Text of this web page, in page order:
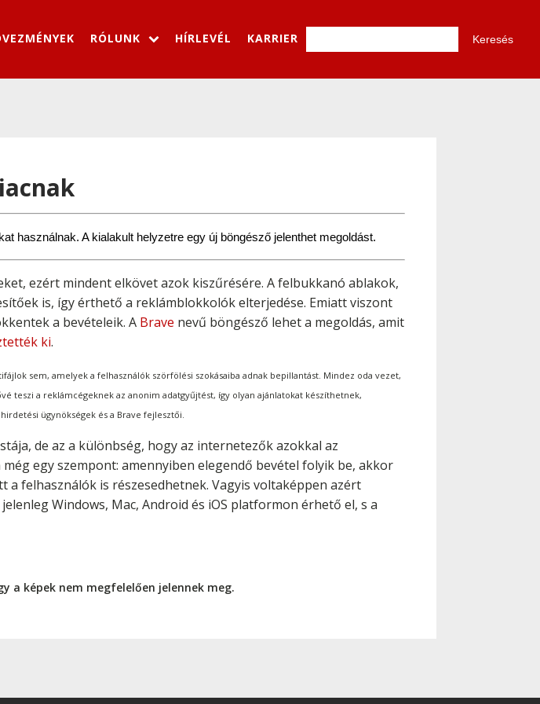
RÓLUNK HÍRLEVÉL KARRIER
használnak. A kialakult helyzetre egy új böngésző jelenthet megoldást.
ezért mindent elkövet azok kiszűrésére. A felbukkanó ablakok,
is, így érthető a reklámblokkolók elterjedése. Emiatt viszont
a bevételeik. A Brave nevű böngésző lehet a megoldás, amit
ki.
sem, amelyek a felhasználók szörfölési szokásaiba adnak bepillantást. Mindez oda vezet,
teszi a reklámcégeknek az anonim adatgyűjtést, így olyan ajánlatokat készíthetnek,
ügynökségek és a Brave fejlesztői.
de az a különbség, hogy az internetezők azokkal az
egy szempont: amennyiben elegendő bevétel folyik be, akkor
felhasználók is részesedhetnek. Vagyis voltaképpen azért
Windows, Mac, Android és iOS platformon érhető el, s a
a képek nem megfelelően jelennek meg.